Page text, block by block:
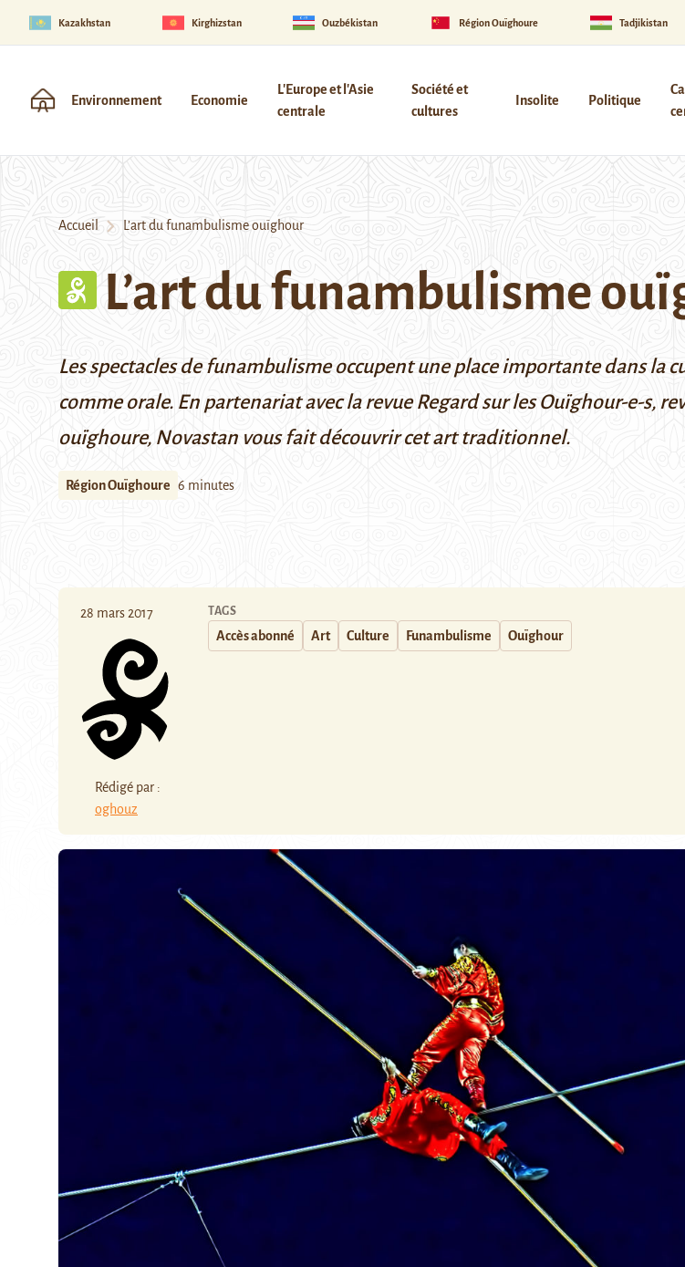
Kazakhstan Kirghizstan Ouzbékistan Région Ouïghoure Tadjikistan
Environnement Economie
L'Europe et l'Asie
centrale
Société et
cultures
Insolite Politique
Accueil L’art du funambulisme ouïghour
L’art du funambulisme
Les spectacles de funambulisme occupent une place importante dans
comme orale. En partenariat avec la revueRegard sur les Ouïghour-e-s,
ouïghoure, Novastan vous fait découvrir cet art traditionnel.
Région Ouïghoure 6 minutes
28 mars 2017
Rédigé par :
oghouz
TAGS
Accès abonné Art Culture Funambulisme Ouïghour